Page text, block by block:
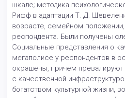
шкале; методика
Рифф в адаптации Т. Д.
возрасте, семейном
респондента. Были получены
Социальные представления о
мегаполисе у респондентов в
окрашены, причем
с качественной
богатством культурной жизни,